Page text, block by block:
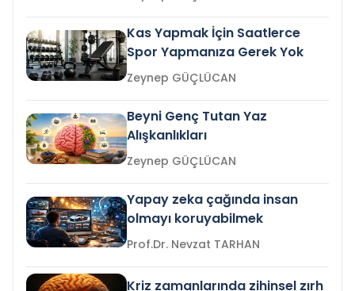
Kas Yapmak İçin Saatlerce
Spor Yapmanıza Gerek Yok
Zeynep GÜÇLÜCAN
Beyni Genç Tutan Yaz
Alışkanlıkları
Zeynep GÜÇLÜCAN
Yapay zeka çağında insan
olmayı koruyabilmek
Prof.Dr. Nevzat TARHAN
Kriz zamanlarında zihinsel zırh